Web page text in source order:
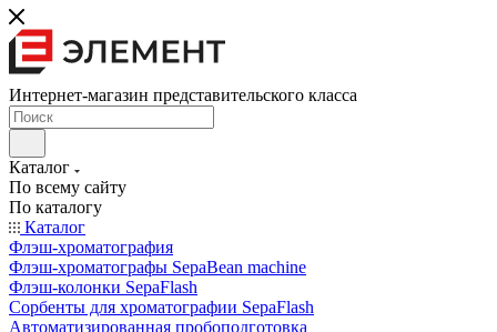
Интернет-магазин представительского класса
Каталог
По всему сайту
По каталогу
Каталог
Флэш-хроматография
Флэш-хроматографы SepaBean machine
Флэш-колонки SepaFlash
Сорбенты для хроматографии SepaFlash
Автоматизированная пробоподготовка